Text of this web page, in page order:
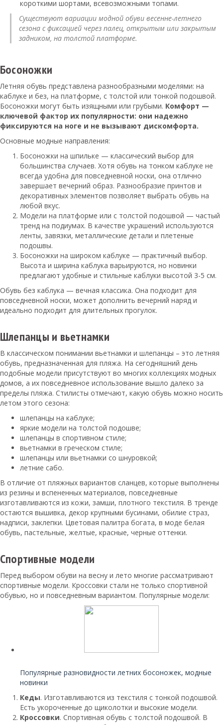
короткими шортами, всевозможными топами.
Существуют вариации модной обуви весенне-летнего
сезона с фиксацией через палец, открытым или закрытым
задником, на толстой платформе.
Босоножки
Летняя обувь представлена разнообразными моделями: на
каблуке и без, на платформе, с толстой или тонкой подошвой.
Босоножки могут быть изящными или грубыми. Комфорт —
ключевой фактор их популярности: они надежно
фиксируются на ноге и не вызывают дискомфорта.
Основные модные направления:
Босоножки на шпильке — классический выбор для
большинства случаев. Хотя обувь на тонком каблуке не
всегда удобна для повседневной носки, она отлично
завершает вечерний образ. Разнообразие принтов и
декоративных элементов позволяет выбрать обувь на
любой вкус.
Модели на платформе или с толстой подошвой — частый
тренд на подиумах. В качестве украшений используются
ленты, завязки, металлические детали и плетеные
подошвы.
Босоножки на широком каблуке — практичный выбор.
Высота и ширина каблука варьируются, но новинки
предлагают удобные и стильные каблуки высотой 3-5 см.
Обувь без каблука — вечная классика. Она подходит для
повседневной носки, может дополнить вечерний наряд и
идеально подходит для длительных прогулок.
Шлепанцы и вьетнамки
В классическом понимании вьетнамки и шлепанцы – это летняя
обувь, предназначенная для пляжа. На сегодняшний день
подобные модели присутствуют во многих коллекциях модных
домов, а их повседневное использование вышло далеко за
пределы пляжа. Стилисты отмечают, какую обувь можно носить
летом этого сезона:
шлепанцы на каблуке;
яркие модели на толстой подошве;
шлепанцы в спортивном стиле;
вьетнамки в греческом стиле;
шлепанцы или вьетнамки со шнуровкой;
летние сабо.
В отличие от пляжных вариантов сланцев, которые выполнены
из резины и вспененных материалов, повседневные
изготавливаются из кожи, замши, плотного текстиля. В тренде
остаются вышивка, декор крупными бусинами, обилие страз,
надписи, заклепки. Цветовая палитра богата, в моде белая
обувь, пастельные, желтые, красные, черные оттенки.
Спортивные модели
Перед выбором обуви на весну и лето многие рассматривают
спортивные модели. Кроссовки стали не только спортивной
обувью, но и повседневным вариантом. Популярные модели:
Популярные разновидности летних босоножек, модные
новинки
Кеды. Изготавливаются из текстиля с тонкой подошвой.
Есть укороченные до щиколотки и высокие модели.
Кроссовки. Спортивная обувь с толстой подошвой. В